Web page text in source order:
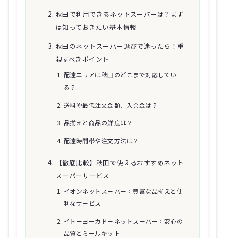
秋田で利用できるネットスーパーは？まず
は知っておきたい基本情報
秋田のネットスーパー選びで迷ったら！重
視すべきポイント
配達エリアは秋田のどこまで対応してい
る？
送料や最低注文金額、入会金は？
品揃えと商品の鮮度は？
配達時間帯や注文方法は？
【徹底比較】秋田で使えるおすすめネット
スーパーサービス
イオンネットスーパー：豊富な品揃えと便
利なサービス
イトーヨーカドーネットスーパー：安心の
品質とミールキット